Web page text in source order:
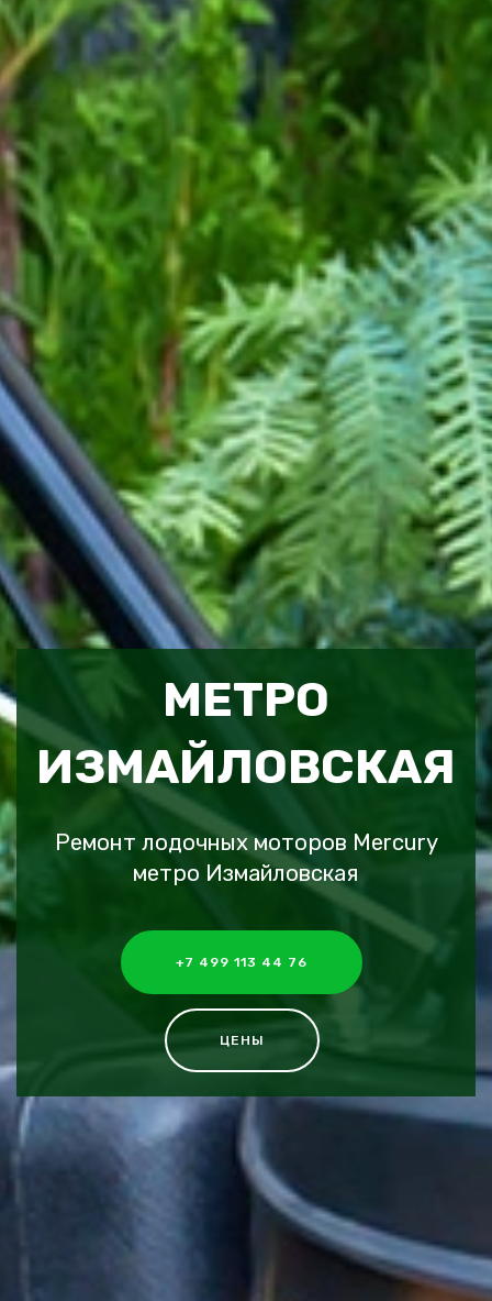
МЕТРО
ИЗМАЙЛОВСКАЯ
Ремонт лодочных моторов Mercury
метро Измайловская
+7 499 113 44 76
ЦЕНЫ